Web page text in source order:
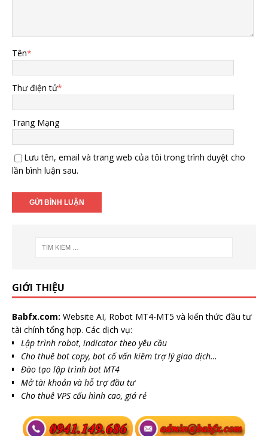
Tên*
Thư điện tử*
Trang Mạng
Lưu tên, email và trang web của tôi trong trình duyệt cho
lần bình luận sau.
GIỚI THIỆU
Babfx.com: Website AI, Robot MT4-MT5 và kiến thức đầu tư
tài chính tổng hợp. Các dịch vụ:
Lập trình robot, indicator theo yêu cầu
Cho thuê bot copy, bot cố vấn kiêm trợ lý giao dịch…
Đào tạo lập trình bot MT4
Mở tài khoản và hỗ trợ đầu tư
Cho thuê VPS cấu hình cao, giá rẻ